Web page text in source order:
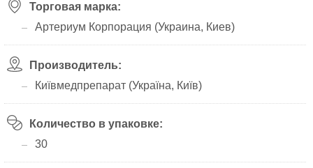
Торговая марка:
Артериум Корпорация (Украина, Киев)
Производитель:
Київмедпрепарат (Україна, Київ)
Количество в упаковке:
30